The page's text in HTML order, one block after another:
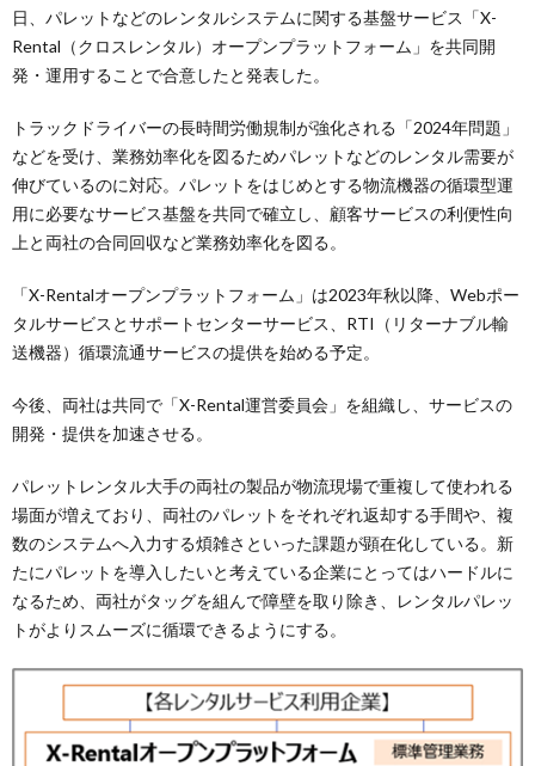
日、パレットなどのレンタルシステムに関する基盤サービス「X-
Rental（クロスレンタル）オープンプラットフォーム」を共同開
発・運用することで合意したと発表した。
トラックドライバーの長時間労働規制が強化される「2024年問題」
などを受け、業務効率化を図るためパレットなどのレンタル需要が
伸びているのに対応。パレットをはじめとする物流機器の循環型運
用に必要なサービス基盤を共同で確立し、顧客サービスの利便性向
上と両社の合同回収など業務効率化を図る。
「X-Rentalオープンプラットフォーム」は2023年秋以降、Webポー
タルサービスとサポートセンターサービス、RTI（リターナブル輸
送機器）循環流通サービスの提供を始める予定。
今後、両社は共同で「X-Rental運営委員会」を組織し、サービスの
開発・提供を加速させる。
パレットレンタル大手の両社の製品が物流現場で重複して使われる
場面が増えており、両社のパレットをそれぞれ返却する手間や、複
数のシステムへ入力する煩雑さといった課題が顕在化している。新
たにパレットを導入したいと考えている企業にとってはハードルに
なるため、両社がタッグを組んで障壁を取り除き、レンタルパレッ
トがよりスムーズに循環できるようにする。